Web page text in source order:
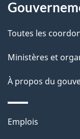
e
p
a
Toutes les
Ministères et
À propos du
Thèmes
Emplois